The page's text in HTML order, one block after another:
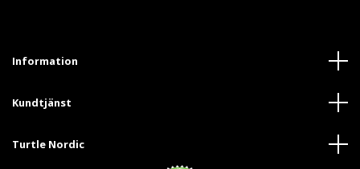
Information
Kundtjänst
Turtle Nordic